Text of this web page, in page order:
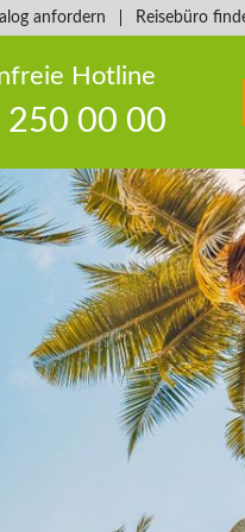
anfordern Reisebüro
Hotline
00 00